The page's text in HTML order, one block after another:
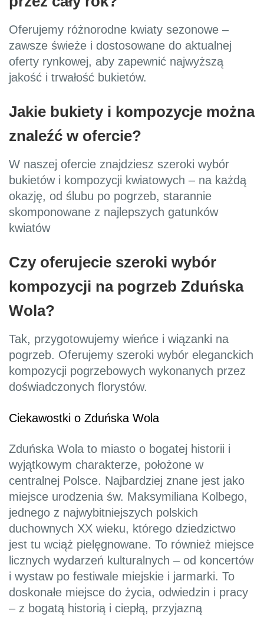
Oferujemy różnorodne kwiaty sezonowe –
zawsze świeże i dostosowane do aktualnej
oferty rynkowej, aby zapewnić najwyższą
jakość i trwałość bukietów.
Jakie bukiety i kompozycje można
znaleźć w ofercie?
W naszej ofercie znajdziesz szeroki wybór
bukietów i kompozycji kwiatowych – na każdą
okazję, od ślubu po pogrzeb, starannie
skomponowane z najlepszych gatunków
kwiatów
Czy oferujecie szeroki wybór
kompozycji na pogrzeb Zduńska
Wola?
Tak, przygotowujemy wieńce i wiązanki na
pogrzeb. Oferujemy szeroki wybór eleganckich
kompozycji pogrzebowych wykonanych przez
doświadczonych florystów.
Ciekawostki o Zduńska Wola
Zduńska Wola to miasto o bogatej historii i
wyjątkowym charakterze, położone w
centralnej Polsce. Najbardziej znane jest jako
miejsce urodzenia św. Maksymiliana Kolbego,
jednego z najwybitniejszych polskich
duchownych XX wieku, którego dziedzictwo
jest tu wciąż pielęgnowane. To również miejsce
licznych wydarzeń kulturalnych – od koncertów
i wystaw po festiwale miejskie i jarmarki. To
doskonałe miejsce do życia, odwiedzin i pracy
– z bogatą historią i ciepłą, przyjazną